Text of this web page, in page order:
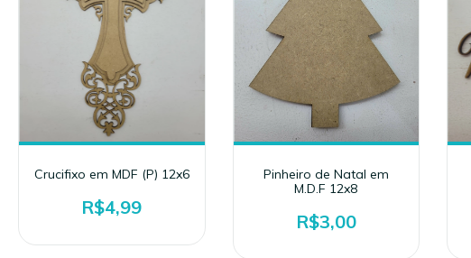
Crucifixo em MDF (P) 12x6
R$4,99
Pinheiro de Natal em
M.D.F 12x8
R$3,00